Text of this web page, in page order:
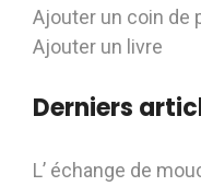
Ajouter un coin de
Ajouter un livre
Derniers
L’ échange de